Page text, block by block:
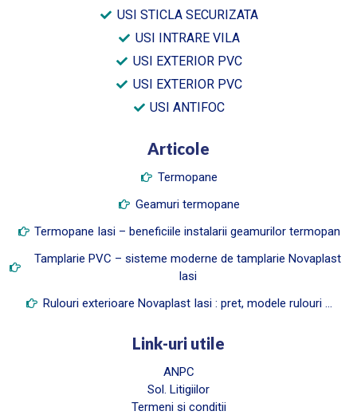
USI STICLA SECURIZATA
USI INTRARE VILA
USI EXTERIOR PVC
USI EXTERIOR PVC
USI ANTIFOC
Articole
Termopane
Geamuri termopane
Termopane Iasi – beneficiile instalarii geamurilor termopan
Tamplarie PVC – sisteme moderne de tamplarie Novaplast
Iasi
Rulouri exterioare Novaplast Iasi : pret, modele rulouri …
Link-uri utile
ANPC
Sol. Litigiilor
Termeni si conditii